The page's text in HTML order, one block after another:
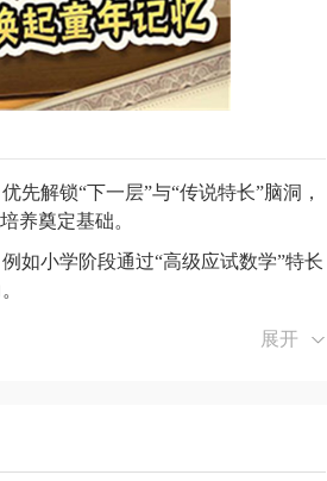
先解锁“下一层”与“传说特长”脑洞，
养奠定基础。
如小学阶段通过“高级应试数学”特长
好，例如追求“汤金娜”需持续赠送礼
展开